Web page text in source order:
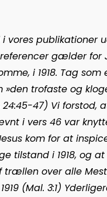
i vores publikationer
gælder for
i 1918. Tag som
»den trofaste og
47) Vi forstod,
i vers 46 var
kom for at
tilstand i 1918, og at
over alle
(Mal. 3:1)